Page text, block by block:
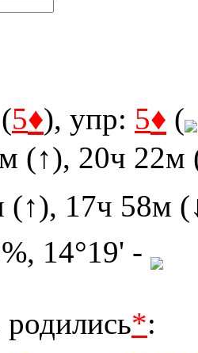
5♦), упр: 5♦ (
(↑), 20ч 22м
(↑), 17ч 58м
14°19' -
родились*: